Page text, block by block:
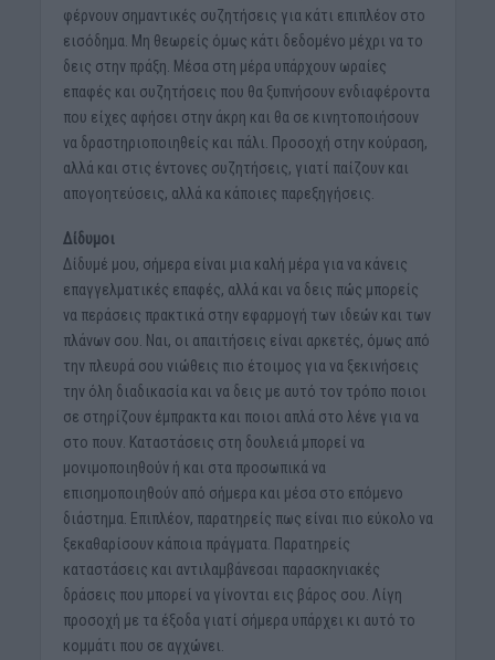
φέρνουν σημαντικές συζητήσεις για κάτι επιπλέον στο
εισόδημα. Μη θεωρείς όμως κάτι δεδομένο μέχρι να το
δεις στην πράξη. Μέσα στη μέρα υπάρχουν ωραίες
επαφές και συζητήσεις που θα ξυπνήσουν ενδιαφέροντα
που είχες αφήσει στην άκρη και θα σε κινητοποιήσουν
να δραστηριοποιηθείς και πάλι. Προσοχή στην κούραση,
αλλά και στις έντονες συζητήσεις, γιατί παίζουν και
απογοητεύσεις, αλλά κα κάποιες παρεξηγήσεις.
Δίδυμοι
Δίδυμέ μου, σήμερα είναι μια καλή μέρα για να κάνεις
επαγγελματικές επαφές, αλλά και να δεις πώς μπορείς
να περάσεις πρακτικά στην εφαρμογή των ιδεών και των
πλάνων σου. Ναι, οι απαιτήσεις είναι αρκετές, όμως από
την πλευρά σου νιώθεις πιο έτοιμος για να ξεκινήσεις
την όλη διαδικασία και να δεις με αυτό τον τρόπο ποιοι
σε στηρίζουν έμπρακτα και ποιοι απλά στο λένε για να
στο πουν. Καταστάσεις στη δουλειά μπορεί να
μονιμοποιηθούν ή και στα προσωπικά να
επισημοποιηθούν από σήμερα και μέσα στο επόμενο
διάστημα. Επιπλέον, παρατηρείς πως είναι πιο εύκολο να
ξεκαθαρίσουν κάποια πράγματα. Παρατηρείς
καταστάσεις και αντιλαμβάνεσαι παρασκηνιακές
δράσεις που μπορεί να γίνονται εις βάρος σου. Λίγη
προσοχή με τα έξοδα γιατί σήμερα υπάρχει κι αυτό το
κομμάτι που σε αγχώνει.